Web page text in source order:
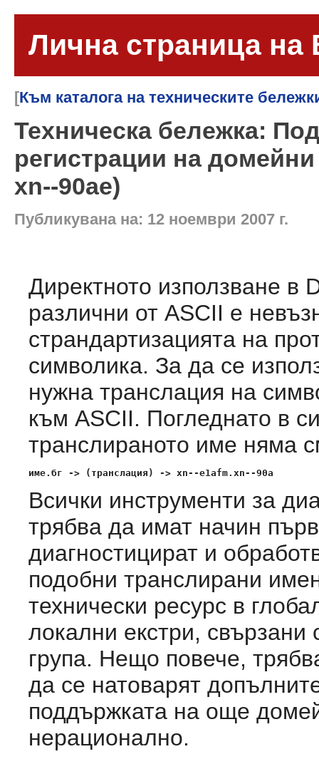
Лична страница на
[Към каталога на техническите
Техническа бележка:
регистрации на
xn--90ae)
Публикувана на: 12 ноември 2007 г.
Директното използване в
различни от ASCII е
страндартизацията на
символика. За да се
нужна транслация на
към ASCII. Погледнато в
транслираното име няма
име.бг -> (транслация) -> xn--e1afm.xn--90a
Всички инструменти за
трябва да имат начин
диагностицират и
подобни транслирани
технически ресурс в
локални екстри, свързани
група. Нещо повече,
да се натоварят
поддържката на още
нерационално.